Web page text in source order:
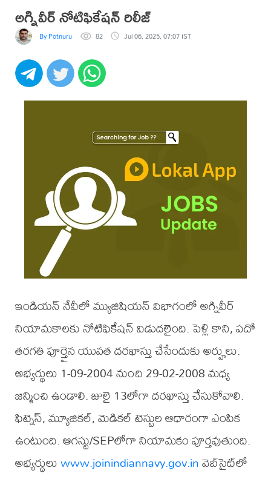
అగ్నివీర్ నోటిఫికేషన్ రిలీజ్
By Potnuru 82 Jul 06, 2025, 07:07 IST
ఇండియన్ నేవీలో మ్యుజిషియన్ విభాగంలో అగ్నివీర్
నియామకాలకు నోటిఫికేషన్ విడుదలైంది. పెళ్లి కాని, పదో
తరగతి పూర్తైన యువత దరఖాస్తు చేసేందుకు అర్హులు.
అభ్యర్థులు 1-09-2004 నుంచి 29-02-2008 మధ్య
జన్మించి ఉండాలి. జులై 13లోగా దరఖాస్తు చేసుకోవాలి.
ఫిట్నెస్, మ్యూజికల్, మెడికల్ టెస్టుల ఆధారంగా ఎంపిక
ఉంటుంది. ఆగస్టు/SEPలోగా నియామకం పూర్తవుతుంది.
అభ్యర్థులుwww.joinindiannavy.gov.inవెబ్‌సైట్‌లో